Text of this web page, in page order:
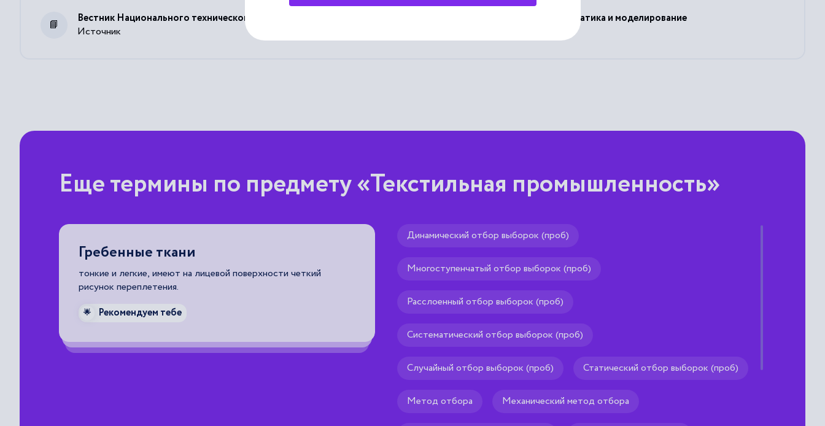
Источник
Вестник Национального технического университета Харьковский политехнический институт. Серия: Информатика и моделирование
Еще термины по предмету «Текстильная промышленность»
Гребенные ткани
тонкие и легкие, имеют на лицевой поверхности четкий
рисунок переплетения.
🌟 Рекомендуем тебе
приспособление для автоматической заправки нижней нити,
позволяет начинать шитье без предварительного доставания
Рекомендуем тебе
Динамический отбор выборок (проб)
Многоступенчатый отбор выборок (проб)
Расслоенный отбор выборок (проб)
Систематический отбор выборок (проб)
Случайный отбор выборок (проб) Статический отбор выборок (проб)
Метод отбора Механический метод отбора